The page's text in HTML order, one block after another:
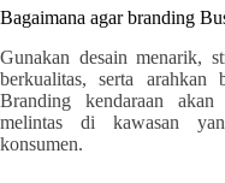
Bagaimana agar branding
Gunakan desain menarik,
berkualitas, serta arahkan
Branding kendaraan
melintas di kawasan
konsumen.